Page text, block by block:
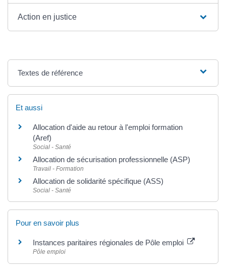
Action en justice
Textes de référence
Et aussi
Allocation d'aide au retour à l'emploi formation
(Aref)
Social - Santé
Allocation de sécurisation professionnelle (ASP)
Travail - Formation
Allocation de solidarité spécifique (ASS)
Social - Santé
Pour en savoir plus
Instances paritaires régionales de Pôle emploi
Pôle emploi